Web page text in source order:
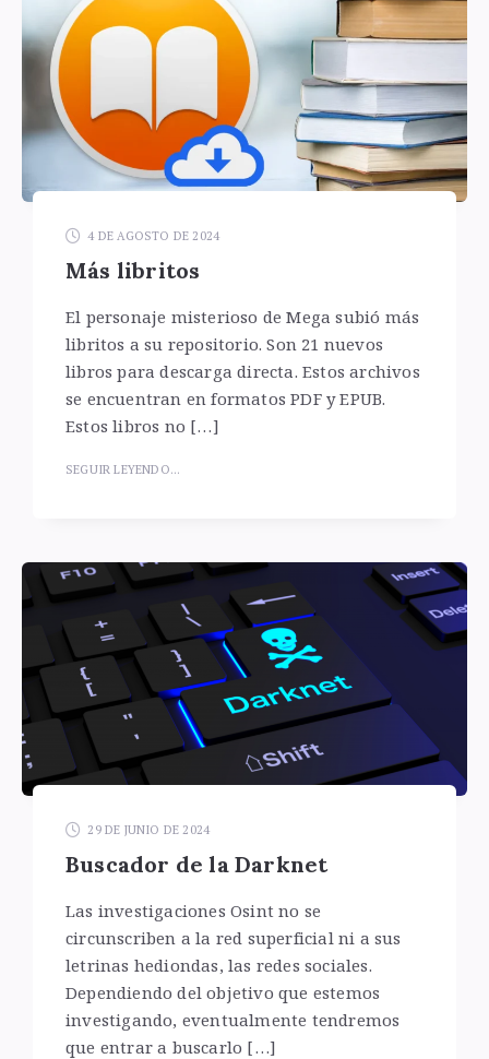
4 DE AGOSTO DE 2024
Más libritos
El personaje misterioso de Mega subió más
libritos a su repositorio. Son 21 nuevos
libros para descarga directa. Estos archivos
se encuentran en formatos PDF y EPUB.
Estos libros no […]
SEGUIR LEYENDO...
29 DE JUNIO DE 2024
Buscador de la Darknet
Las investigaciones Osint no se
circunscriben a la red superficial ni a sus
letrinas hediondas, las redes sociales.
Dependiendo del objetivo que estemos
investigando, eventualmente tendremos
que entrar a buscarlo […]